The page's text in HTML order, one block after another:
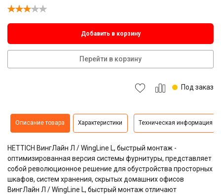
Добавить в корзину
Перейти в корзину
Под заказ
Описание товара Характеристики Техническая информация
HETTICH ВингЛайн Л / WingLine L, быстрый монтаж -
оптимизированная версия системы фурнитуры, представляет
собой революционное решение для обустройства просторных
шкафов, систем хранения, скрытых домашних офисов
ВингЛайн Л / WingLine L, быстрый монтаж отличают